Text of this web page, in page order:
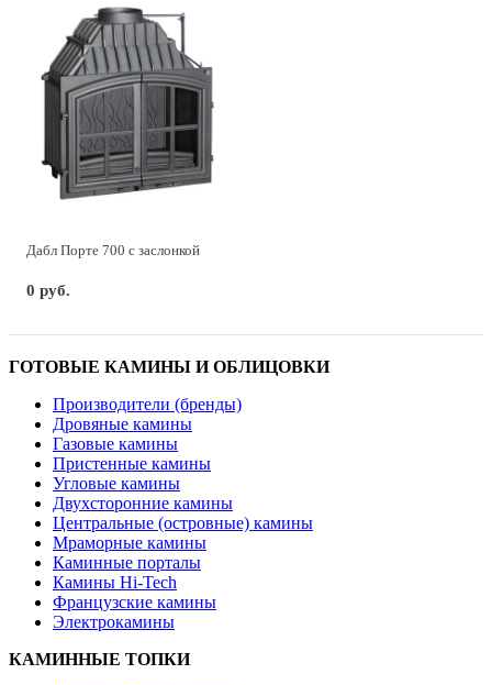
Дабл Порте 700 с заслонкой
0 руб.
ГОТОВЫЕ КАМИНЫ И ОБЛИЦОВКИ
Производители (бренды)
Дровяные камины
Газовые камины
Пристенные камины
Угловые камины
Двухсторонние камины
Центральные (островные) камины
Мраморные камины
Каминные порталы
Камины Hi-Tech
Французские камины
Электрокамины
КАМИННЫЕ ТОПКИ